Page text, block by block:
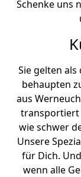
Schenke uns
Sie gelten
behaupten
aus
transportiert
wie schwer
Unsere
für Dich.
wenn alle